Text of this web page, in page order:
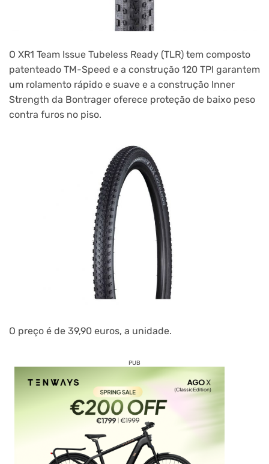
O XR1 Team Issue Tubeless Ready (TLR) tem composto
patenteado TM-Speed e a construção 120 TPI garantem
um rolamento rápido e suave e a construção Inner
Strength da Bontrager oferece proteção de baixo peso
contra furos no piso.
O preço é de 39,90 euros, a unidade.
PUB